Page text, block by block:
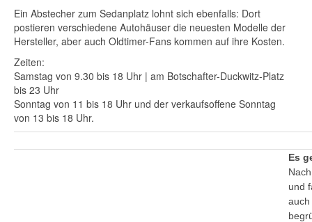
Ein Abstecher zum Sedanplatz lohnt sich ebenfalls: Dort
postieren verschiedene Autohäuser die neuesten Modelle der
Hersteller, aber auch Oldtimer-Fans kommen auf ihre Kosten.
Zeiten:
Samstag von 9.30 bis 18 Uhr | am Botschafter-Duckwitz-Platz
bis 23 Uhr
Sonntag von 11 bis 18 Uhr und der verkaufsoffene Sonntag
von 13 bis 18 Uhr.
Es
und
auch